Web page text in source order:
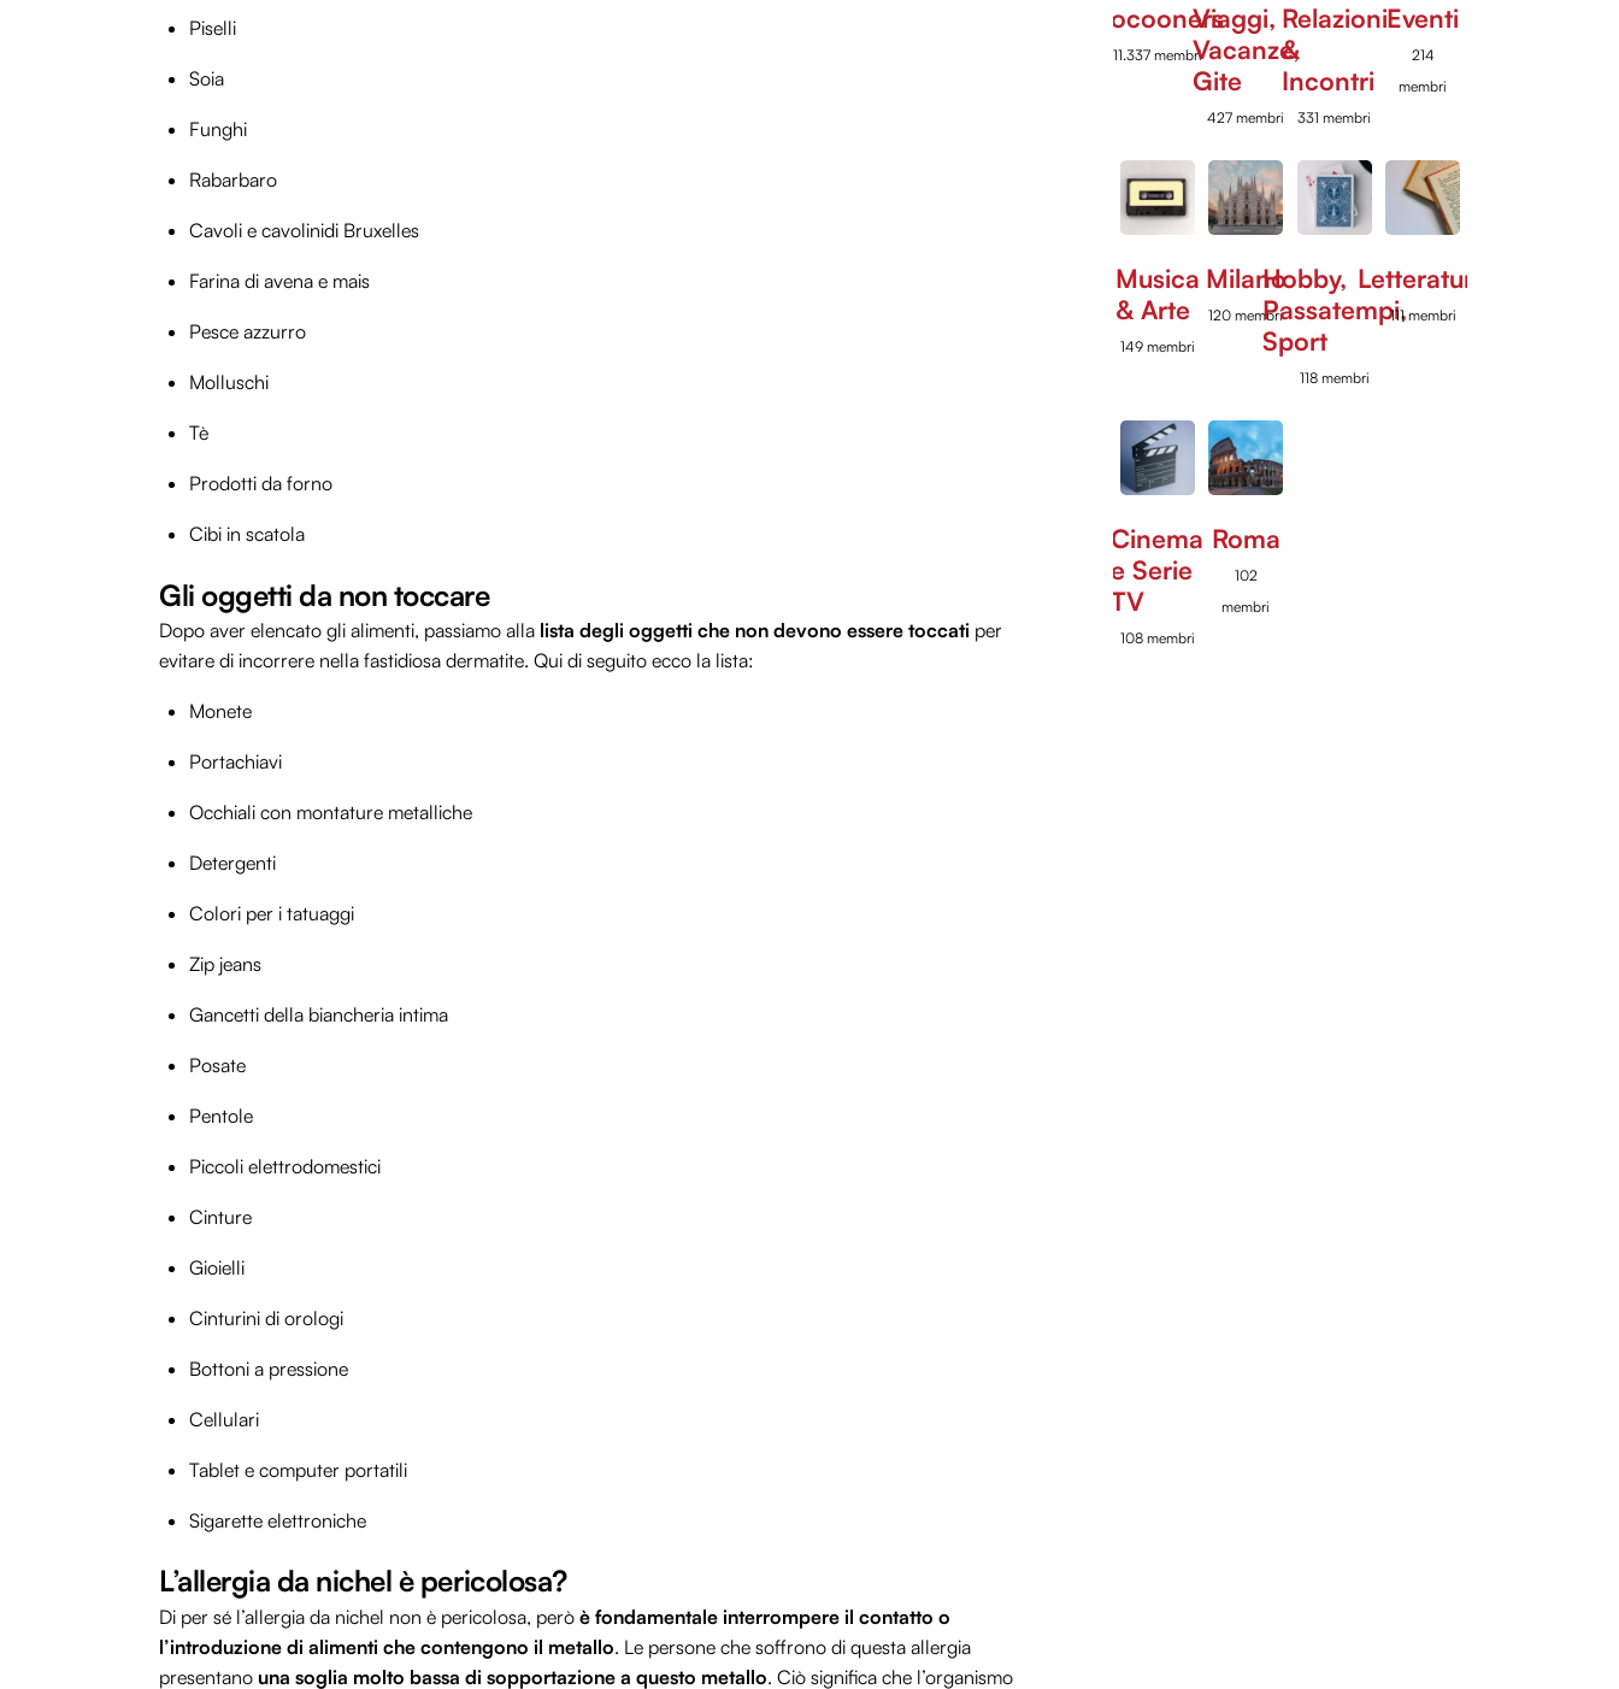
Piselli
Soia
Funghi
Rabarbaro
Cavoli e cavolinidi Bruxelles
Farina di avena e mais
Pesce azzurro
Molluschi
Tè
Prodotti da forno
Cibi in scatola
Gli oggetti da non toccare
Dopo aver elencato gli alimenti, passiamo alla lista degli oggetti che non devono essere toccati per
evitare di incorrere nella fastidiosa dermatite. Qui di seguito ecco la lista:
Monete
Portachiavi
Occhiali con montature metalliche
Detergenti
Colori per i tatuaggi
Zip jeans
Gancetti della biancheria intima
Posate
Pentole
Piccoli elettrodomestici
Cinture
Gioielli
Cinturini di orologi
Bottoni a pressione
Cellulari
Tablet e computer portatili
Sigarette elettroniche
L’allergia da nichel è pericolosa?
Di per sé l’allergia da nichel non è pericolosa, però è fondamentale interrompere il contatto o
l’introduzione di alimenti che contengono il metallo. Le persone che soffrono di questa allergia
presentano una soglia molto bassa di sopportazione a questo metallo. Ciò significa che l’organismo
Cocooners
11.337 membri
Viaggi,
Vacanze,
Gite
427 membri
Relazioni
&
Incontri
331 membri
Eventi
214
membri
Musica
& Arte
149 membri
Milano
120 membri
Hobby,
Passatempi,
Sport
118 membri
Letteratura
111 membri
Cinema
e Serie
TV
108 membri
Roma
102
membri